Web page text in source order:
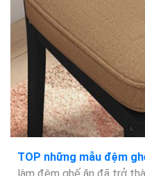
TOP những mẫu đệm